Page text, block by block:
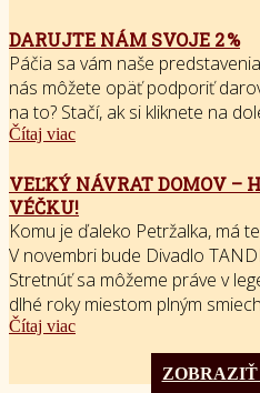
DARUJTE NÁM SVOJE 2 %
Páčia sa vám naše
nás môžete opäť podporiť
na to? Stačí, ak si kliknete na
Čítaj viac
VEĽKÝ NÁVRAT DOMOV –
VÉČKU!
Komu je ďaleko Petržalka, má
V novembri bude Divadlo
Stretnúť sa môžeme práve v
dlhé roky miestom plným
Čítaj viac